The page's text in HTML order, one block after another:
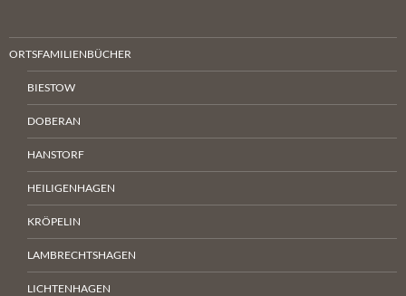
ORTSFAMILIENBÜCHER
BIESTOW
DOBERAN
HANSTORF
HEILIGENHAGEN
KRÖPELIN
LAMBRECHTSHAGEN
LICHTENHAGEN